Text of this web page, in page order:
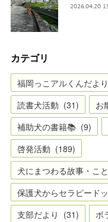
2026.04.20
カテゴリ
福岡っこアルくんだより
読書犬活動 (31) お
補助犬の書籍📚 (9)
啓発活動 (189)
犬にまつわる故事・こ
保護犬からセラピード
支部だより (31) ボ